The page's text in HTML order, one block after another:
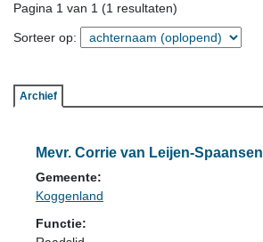
Pagina 1 van 1 (1 resultaten)
Sorteer op:
Archief
Mevr. Corrie van Leijen-Spaansen
Gemeente:
Koggenland
Functie: